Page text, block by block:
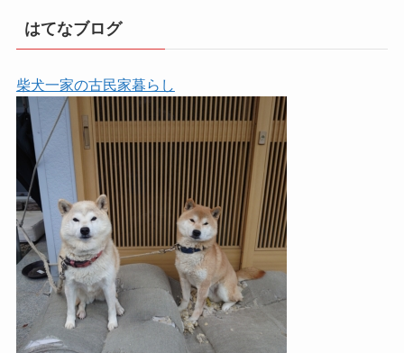
はてなブログ
柴犬一家の古民家暮らし